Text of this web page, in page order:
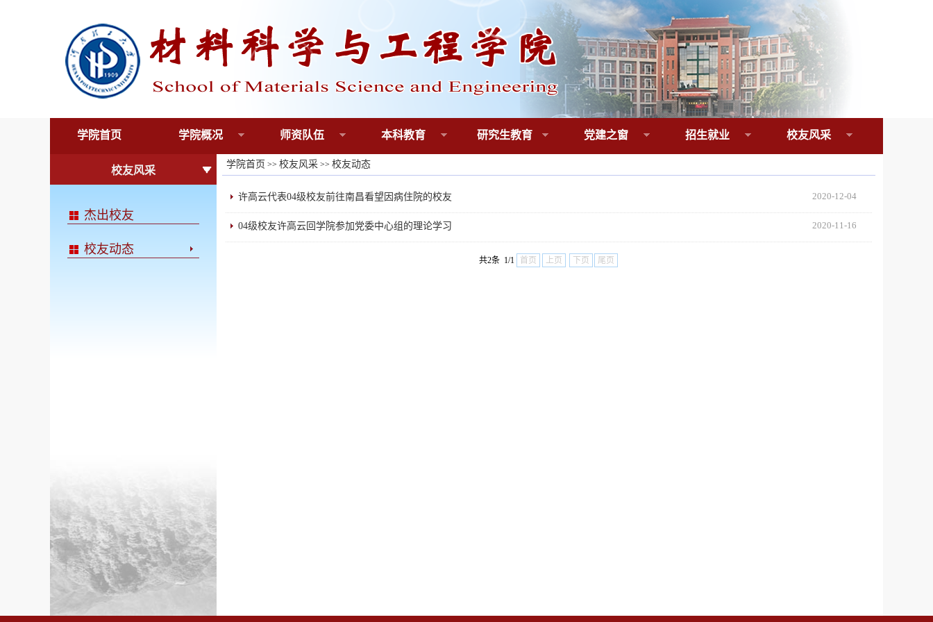
学院首页 学院概况 师资队伍 本科教育 研究生教育 党建之窗 招生就业 校友风采
校友风采
杰出校友
校友动态
学院首页 >> 校友风采 >> 校友动态
许高云代表04级校友前往南昌看望因病住院的校友 2020-12-04
04级校友许高云回学院参加党委中心组的理论学习 2020-11-16
共2条 1/1 首页 上页 下页 尾页